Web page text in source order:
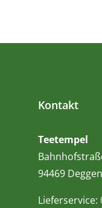
Kontakt
Teetempel
94469
Lieferservice: